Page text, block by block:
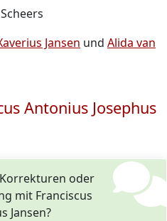
Jansen und Alida van
Antonius Josephus
oder
mit Franciscus
Jansen?